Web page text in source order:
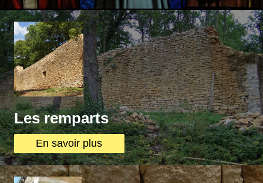
Les remparts
En savoir plus